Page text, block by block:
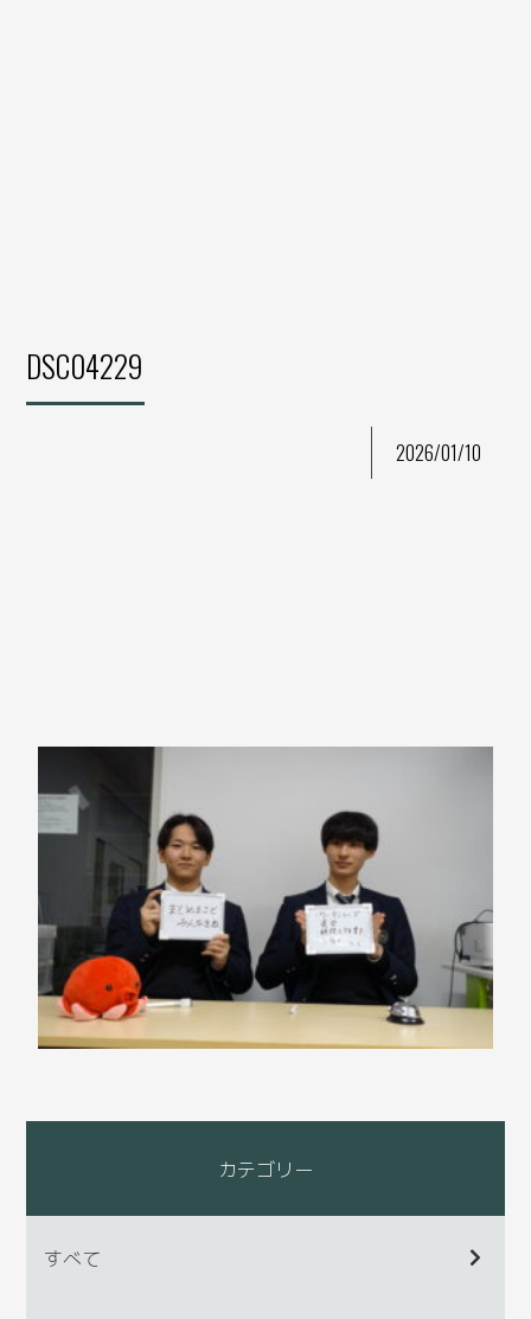
DSC04229
2026/01/10
カテゴリー
すべて